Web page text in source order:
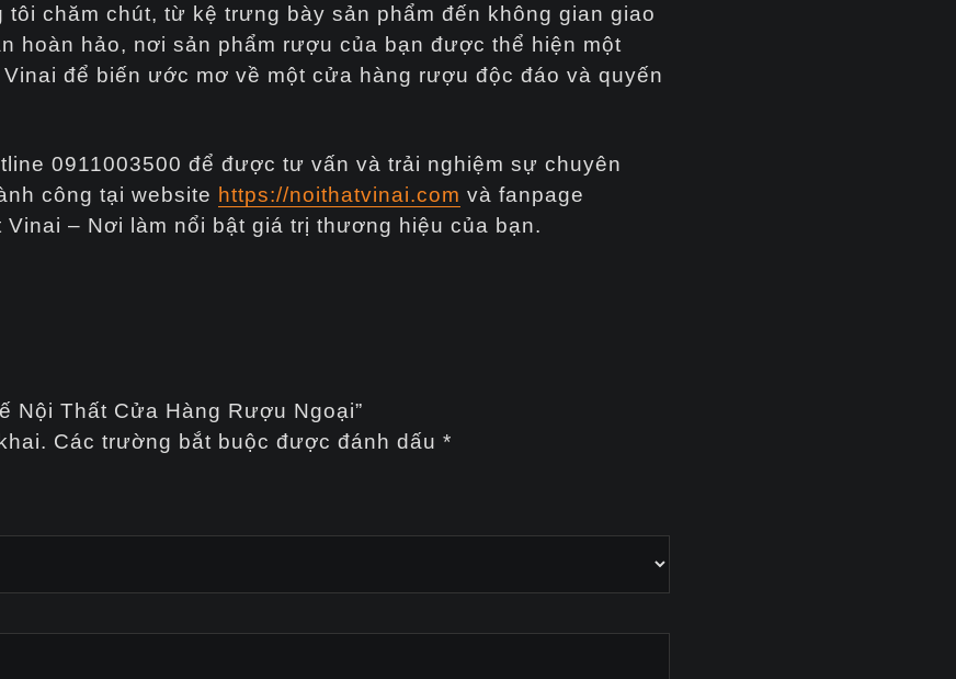
chăm chút, từ kệ trưng bày sản phẩm đến không gian giao
hoàn hảo, nơi sản phẩm rượu của bạn được thể hiện một
để biến ước mơ về một cửa hàng rượu độc đáo và quyến
0911003500 để được tư vấn và trải nghiệm sự chuyên
công tại website https://noithatvinai.com và fanpage
Vinai – Nơi làm nổi bật giá trị thương hiệu của bạn.
Nội Thất Cửa Hàng Rượu Ngoại”
Các trường bắt buộc được đánh dấu *